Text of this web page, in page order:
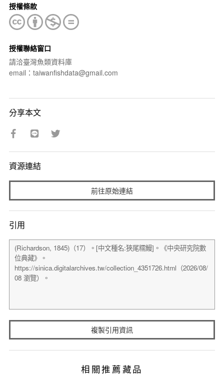
授權條款
授權聯絡窗口
請洽臺灣魚類資料庫
email：taiwanfishdata@gmail.com
分享本文
資源連結
前往原始連結
引用
複製引用資訊
相關推薦藏品